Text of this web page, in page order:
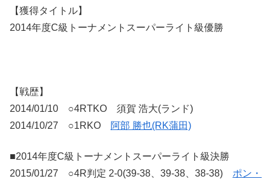
【獲得タイトル】
2014年度C級トーナメントスーパーライト級優勝
【戦歴】
2014/01/10 ○4RTKO 須賀 浩大(ランド)
2014/10/27 ○1RKO
阿部 勝也(RK蒲田)
■2014年度C級トーナメントスーパーライト級決勝
2015/01/27 ○4R判定 2-0(39-38、39-38、38-38) ポン・